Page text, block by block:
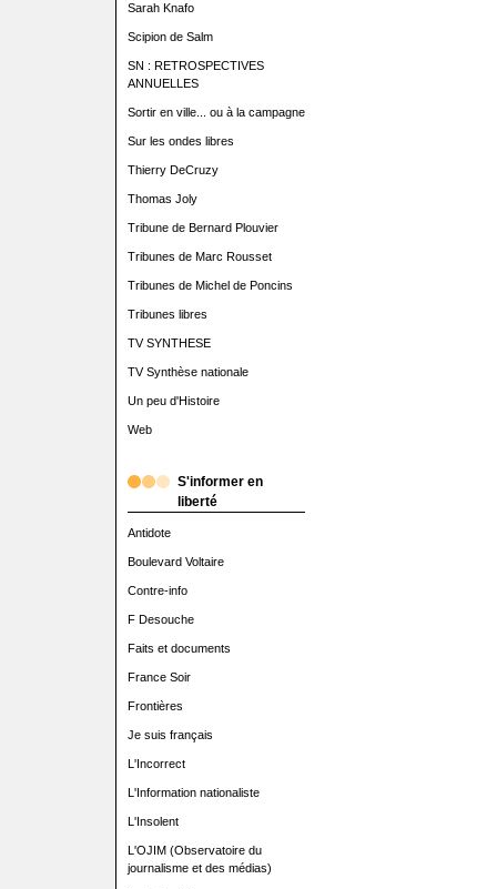
Sarah Knafo
Scipion de Salm
SN : RETROSPECTIVES
ANNUELLES
Sortir en ville... ou à la campagne
Sur les ondes libres
Thierry DeCruzy
Thomas Joly
Tribune de Bernard Plouvier
Tribunes de Marc Rousset
Tribunes de Michel de Poncins
Tribunes libres
TV SYNTHESE
TV Synthèse nationale
Un peu d'Histoire
Web
S'informer en
liberté
Antidote
Boulevard Voltaire
Contre-info
F Desouche
Faits et documents
France Soir
Frontières
Je suis français
L'Incorrect
L'Information nationaliste
L'Insolent
L'OJIM (Observatoire du
journalisme et des médias)